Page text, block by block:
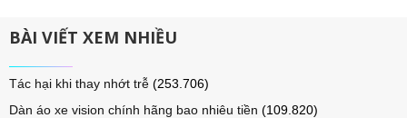
BÀI VIẾT XEM NHIỀU
Tác hại khi thay nhớt trễ (253.706)
Dàn áo xe vision chính hãng bao nhiêu tiền (109.820)